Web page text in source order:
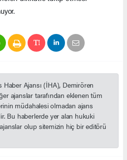
Haber Ajansı (İHA), Demirören
ajanslar tarafından eklenen tüm
müdahalesi olmadan ajans
Bu haberlerde yer alan hukuki
olup sitemizin hiç bir editörü